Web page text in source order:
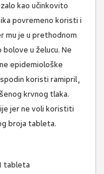
kao učinkovito
povremeno koristi i
mu je u prethodnom
bolove u želucu. Ne
epidemiološke
koristi ramipril,
krvnog tlaka.
jer ne voli koristiti
broja tableta.
tableta